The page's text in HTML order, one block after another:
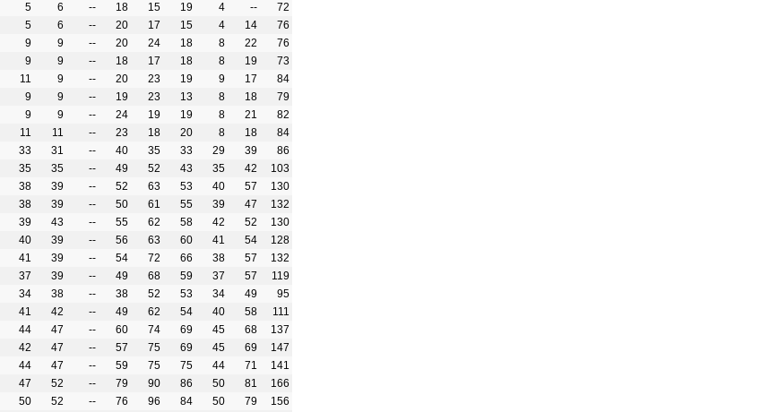
5 6 -- 18 15 19 4 --
72
5 6 -- 20 17 15 4 14
76
9 9 -- 20 24 18 8 22
76
9 9 -- 18 17 18 8 19
73
11 9 -- 20 23 19 9 17
84
9 9 -- 19 23 13 8 18
79
9 9 -- 24 19 19 8 21
82
11 11 -- 23 18 20 8 18
84
33 31 -- 40 35 33 29 39
86
35 35 -- 49 52 43 35 42
103
38 39 -- 52 63 53 40 57
130
38 39 -- 50 61 55 39 47
132
39 43 -- 55 62 58 42 52
130
40 39 -- 56 63 60 41 54
128
41 39 -- 54 72 66 38 57
132
37 39 -- 49 68 59 37 57
119
34 38 -- 38 52 53 34 49
95
41 42 -- 49 62 54 40 58
111
44 47 -- 60 74 69 45 68
137
42 47 -- 57 75 69 45 69
147
44 47 -- 59 75 75 44 71
141
47 52 -- 79 90 86 50 81
166
50 52 -- 76 96 84 50 79
156